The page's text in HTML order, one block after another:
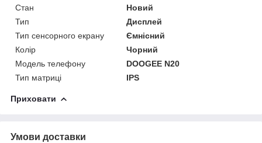
Стан
Новий
Тип
Дисплей
Тип сенсорного екрану
Ємнісний
Колір
Чорний
Модель телефону
DOOGEE N20
Тип матриці
IPS
Приховати
Умови доставки